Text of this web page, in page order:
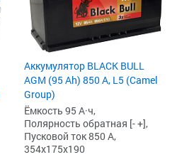
Аккумулятор BLACK BULL
AGM (95 Ah) 850 А, L5 (Camel
Group)
Ёмкость 95 А·ч,
Полярность обратная [- +],
Пусковой ток 850 А,
354x175x190